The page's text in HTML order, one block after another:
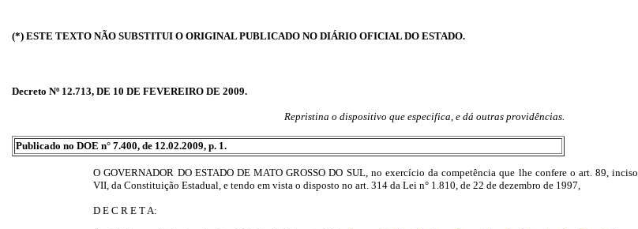
(*) ESTE TEXTO NÃO SUBSTITUI O ORIGINAL PUBLICADO NO DIÁRIO OFICIAL DO ESTADO.
Decreto Nº 12.713, DE 10 DE FEVEREIRO DE 2009.
Repristina o dispositivo que especifica, e dá outras providências.
Publicado no DOE n° 7.400, de 12.02.2009, p. 1.
O GOVERNADOR DO ESTADO DE MATO GROSSO DO SUL, no exercício da competência que lhe confere o art. 89, inciso
VII, da Constituição Estadual, e tendo em vista o disposto no art. 314 da Lei n° 1.810, de 22 de dezembro de 1997,
D E C R E T A: